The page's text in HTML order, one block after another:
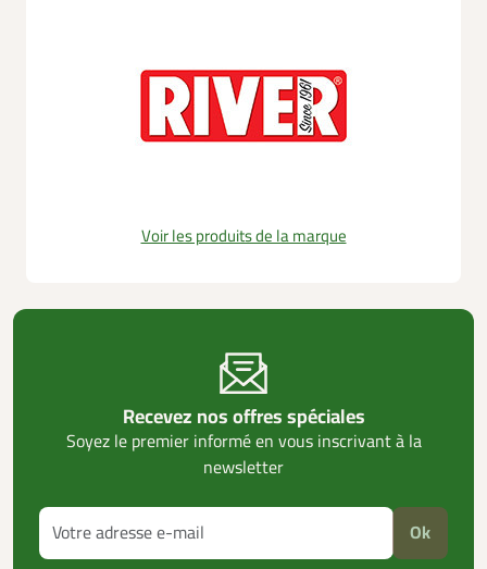
Voir les produits de la marque
Recevez nos offres spéciales
Soyez le premier informé en vous inscrivant à la
newsletter
Ok